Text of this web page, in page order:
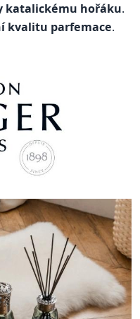
katalickému hořáku.
kvalitu parfemace.